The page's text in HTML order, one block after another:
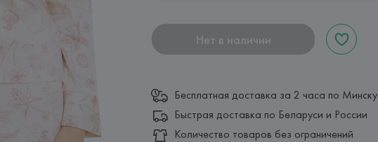
Нет в наличии
Бесплатная доставка за 2 часа по Минску
Быстрая доставка по Беларуси и России
Количество товаров без ограничений